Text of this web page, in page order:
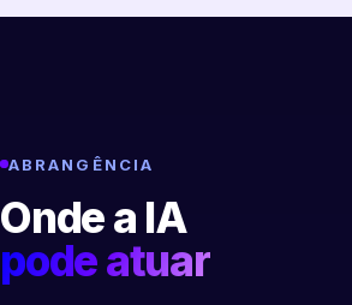
ABRANGÊNCIA
Onde a IA
pode atuar